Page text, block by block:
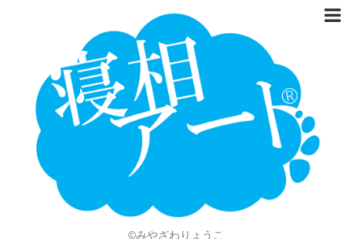
©みやざわりょうこ
Language
開催情報
動画
ニュース